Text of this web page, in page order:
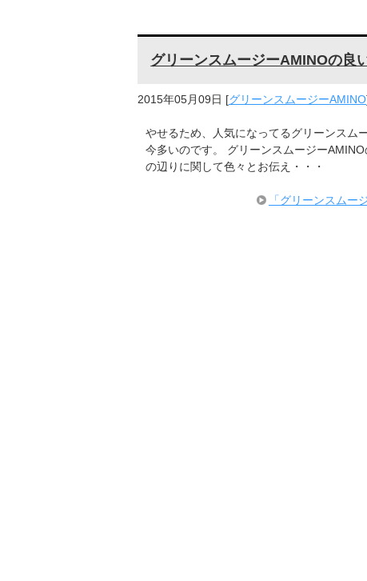
グリーンスムージーAMINOの良
2015年05月09日 [グリーンスムージーAMINO
やせるため、人気になってるグリーンスム
今多いのです。 グリーンスムージー
の辺りに関して色々とお伝え・・・
「グリーンスム